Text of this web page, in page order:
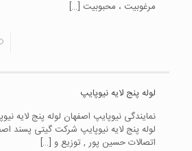
مرغوبیت ، محبوبیت […]
لوله پنج لایه نیوپایپ
نمایندگی نیوپایپ اصفهان لوله پنج لایه
لوله پنج لایه نیوپایپ شرکت گیتی پسند
اتصالات حسین پور , توزیع و […]